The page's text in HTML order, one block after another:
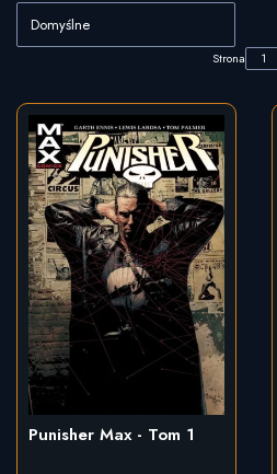
Domyślne
Strona
Punisher Max - Tom 1